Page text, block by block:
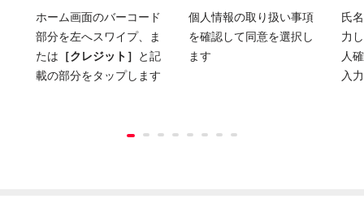
ホーム画面のバーコード
部分を左へスワイプ、ま
たは ［クレジット］
と記
載の部分をタップします
個人情報の取り扱い事項
を確認して同意を選択し
ます
氏
力
人
入